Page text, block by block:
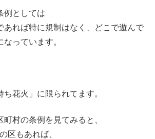
例としては
あれば特に規制はなく、どこで遊んで
っています。
ち花火」に限られてます。
町村の条例を見てみると、
区もあれば、